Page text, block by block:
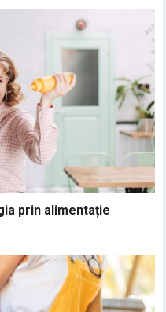
prin alimentație